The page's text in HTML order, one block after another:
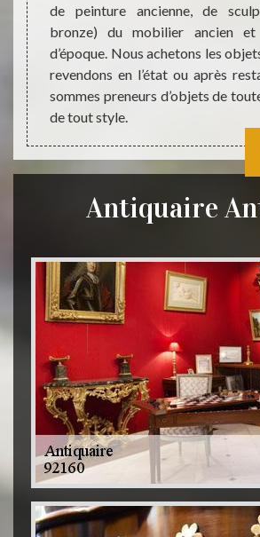
de
de peinture ancienne, de
bronze) du mobilier ancien et
d’époque. Nous achetons les
revendons en l’état ou après
sommes preneurs d’objets de
de tout style.
Antiquaire